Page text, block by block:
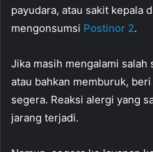
payudara, atau sakit kepala
mengonsumsi Postinor 2.
Jika masih mengalami
atau bahkan memburuk,
segera. Reaksi alergi yang
jarang terjadi.